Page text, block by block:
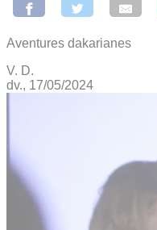
Aventures dakarianes
V. D.
dv., 17/05/2024